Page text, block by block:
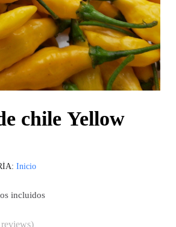
chile Yellow
Inicio
incluidos